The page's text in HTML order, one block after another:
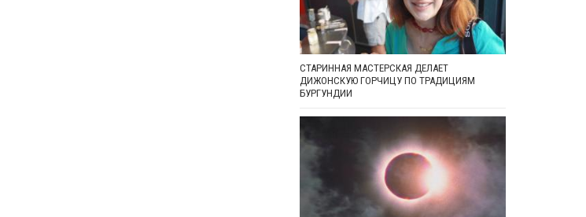
СТАРИННАЯ МАСТЕРСКАЯ ДЕЛАЕТ
ДИЖОНСКУЮ ГОРЧИЦУ ПО ТРАДИЦИЯМ
БУРГУНДИИ